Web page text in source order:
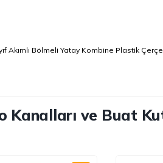
Akımlı Bölmeli Yatay Kombine Plastik
Kanalları ve Buat